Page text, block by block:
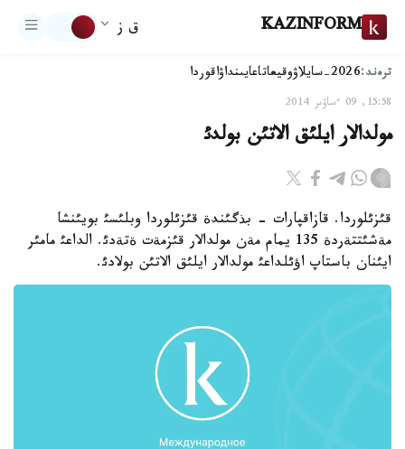
KAZINFORM ق ز
ترەند:2026-سايلاۋ وقيعاتاعايىنداۋاقوردا
15:58, 09 ءساۋىر 2014
مولدالار ايلئق الاتئن بولدئ
قئزئلوردا. قازاقپارات - بذگئندة قئزئلوردا وبلئسئ بويئنشا
مةشئتتةردة 135 يمام مةن مولدالار قئزمةت ةتةدئ. الداعئ مامئر
ايئنان باستاپ اؤئلداعئ مولدالار ايلئق الاتئن بولادئ.